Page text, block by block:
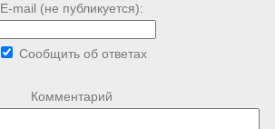
E-mail (не публикуется):
Сообщить об ответах
Комментарий